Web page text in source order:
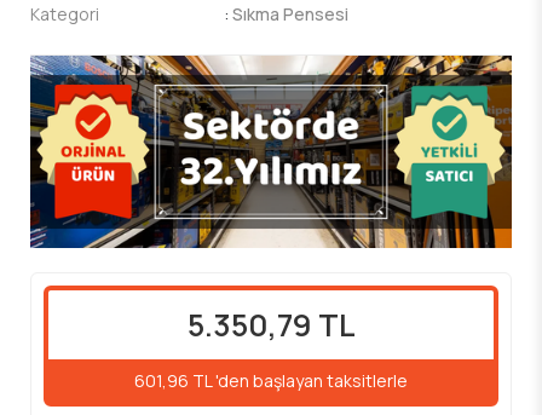
Kategori
: Sıkma Pensesi
5.350,79 TL
601,96 TL 'den başlayan taksitlerle